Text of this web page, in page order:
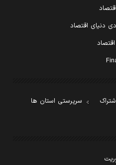
دنیای اقتصاد
سرپرستی استان ها